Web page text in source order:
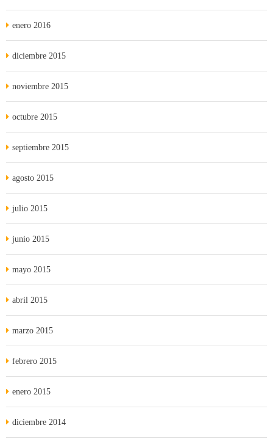
enero 2016
diciembre 2015
noviembre 2015
octubre 2015
septiembre 2015
agosto 2015
julio 2015
junio 2015
mayo 2015
abril 2015
marzo 2015
febrero 2015
enero 2015
diciembre 2014